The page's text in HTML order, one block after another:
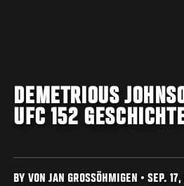
DEMETRIOUS
UFC 152
BY VON JAN GROSSÖHMIGEN • SEP.